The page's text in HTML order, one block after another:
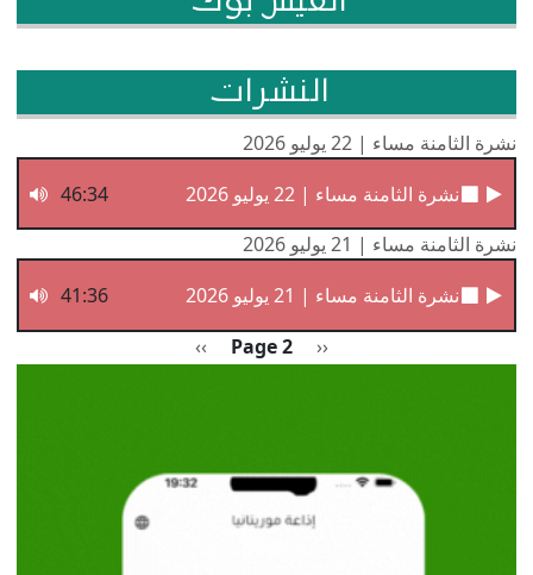
النشرات
نشرة الثامنة مساء | 22 يوليو 2026
نشرة الثامنة مساء | 22 يوليو 2026
46:34
نشرة الثامنة مساء | 21 يوليو 2026
نشرة الثامنة مساء | 21 يوليو 2026
41:36
Previous page
‹‹
Page 2 الصفحة التالية
››